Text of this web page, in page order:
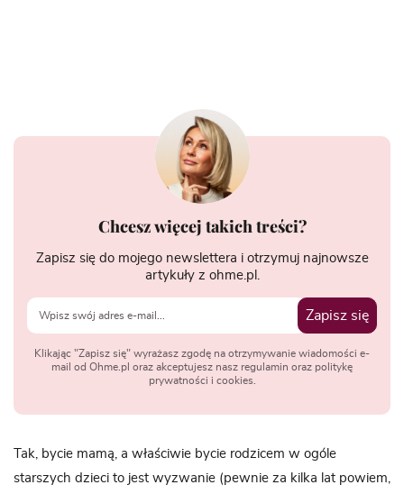
Chcesz więcej takich treści?
Zapisz się do mojego newslettera i otrzymuj najnowsze
artykuły z ohme.pl.
Zapisz się
Klikając "Zapisz się" wyrażasz zgodę na otrzymywanie wiadomości e-
mail od Ohme.pl oraz akceptujesz nasz regulamin oraz politykę
prywatności i cookies.
Tak, bycie mamą, a właściwie bycie rodzicem w ogóle
starszych dzieci to jest wyzwanie (pewnie za kilka lat powiem,